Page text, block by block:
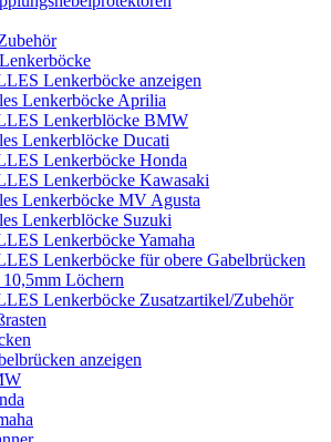
Lenkerböcke anzeigen
Lenkerböcke Aprilia
Lenkerblöcke BMW
Lenkerblöcke Ducati
Lenkerböcke Honda
Lenkerböcke Kawasaki
Lenkerböcke MV Agusta
Lenkerblöcke Suzuki
Lenkerböcke Yamaha
Lenkerböcke für obere Gabelbrücken
Löchern
Lenkerböcke Zusatzartikel/Zubehör
anzeigen